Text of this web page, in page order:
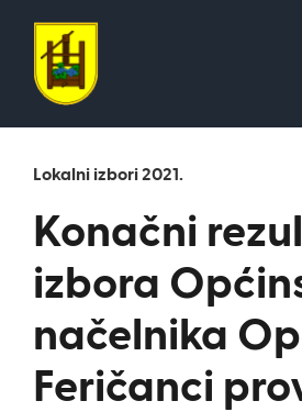
content
Lokalni izbori 2021.
Konačni
izbora
načelnika
Feričanci